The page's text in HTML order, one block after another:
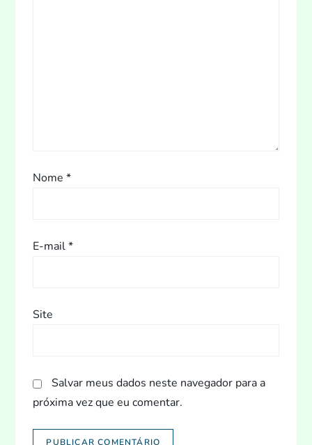
t
Nome*
E-mail*
Site
Salvar meus dados neste navegador para a
próxima vez que eu comentar.